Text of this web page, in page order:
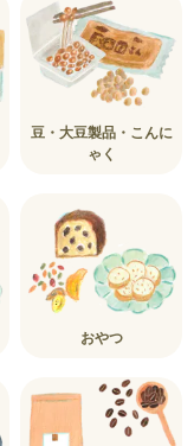
豆・大豆製品・こんに
ゃく
おやつ